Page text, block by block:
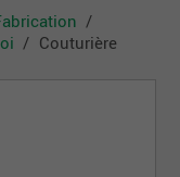
Couturière